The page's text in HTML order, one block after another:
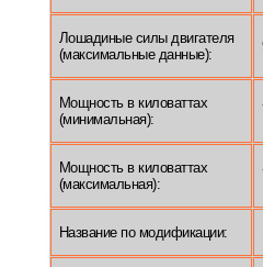
Лошадиные силы двигателя
(максимальные данные):
Мощность в киловаттах
(минимальная):
Мощность в киловаттах
(максимальная):
Название по модификации: